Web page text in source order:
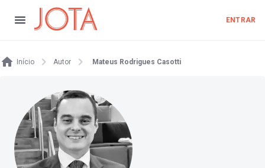
ENTRAR
Início Autor Mateus Rodrigues Casotti